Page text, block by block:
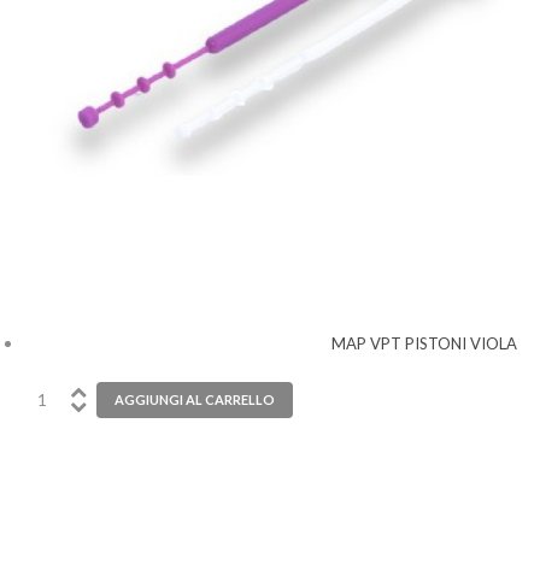
MAP VPT PISTONI VIOLA